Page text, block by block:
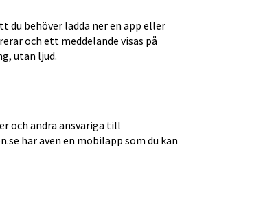
behöver ladda ner en app eller
och ett meddelande visas på
utan ljud.
och andra ansvariga till
har även en mobilapp som du kan